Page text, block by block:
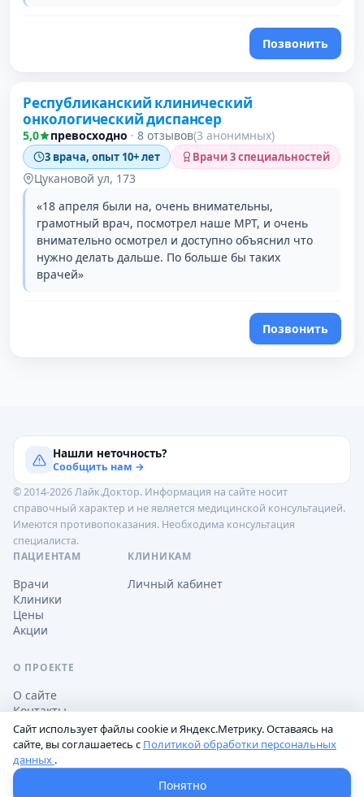
Позвонить
Республиканский клинический
онкологический диспансер
5,0 превосходно · 8 отзывов(3 анонимных)
3 врача, опыт 10+ лет Врачи 3 специальностей
Цукановой ул, 173
«18 апреля были на, очень внимательны,
грамотный врач, посмотрел наше МРТ, и очень
внимательно осмотрел и доступно объяснил что
нужно делать дальше. По больше бы таких
врачей»
Позвонить
Нашли неточность?
Сообщить нам →
© 2014-2026 Лайк.Доктор. Информация на сайте носит
справочный характер и не является медицинской консультацией.
Имеются противопоказания. Необходима консультация
специалиста.
ПАЦИЕНТАМ
Врачи
Клиники
Цены
Акции
КЛИНИКАМ
Личный кабинет
О ПРОЕКТЕ
О сайте
Контакты
Обработка персональных данных
Пользовательское соглашениеНастройки cookie
Сайт использует файлы cookie и Яндекс.Метрику. Оставаясь на
сайте, вы соглашаетесь с Политикой обработки персональных
данных .
Понятно